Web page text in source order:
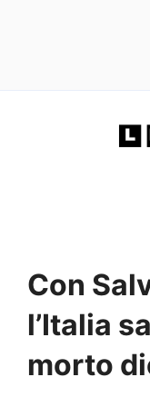
Con
l’Italia
morto